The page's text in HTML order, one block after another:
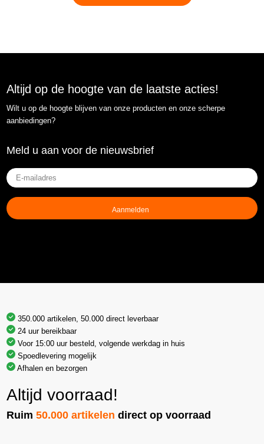
Altijd op de hoogte van de laatste acties!
Wilt u op de hoogte blijven van onze producten en onze scherpe
aanbiedingen?
Meld u aan voor de nieuwsbrief
E-
mailadres
(Vereist)
350.000 artikelen, 50.000 direct leverbaar
24 uur bereikbaar
Voor 15:00 uur besteld, volgende werkdag in huis
Spoedlevering mogelijk
Afhalen en bezorgen
Altijd voorraad!
Ruim50.000 artikelen direct op voorraad